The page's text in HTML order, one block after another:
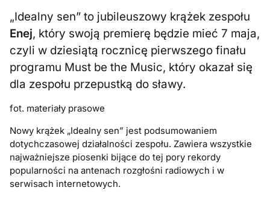
„Idealny sen” to jubileuszowy krążek zespołu
Enej, który swoją premierę będzie mieć 7 maja,
czyli w dziesiątą rocznicę pierwszego finału
programu Must be the Music, który okazał się
dla zespołu przepustką do sławy.
fot. materiały prasowe
Nowy krążek „Idealny sen” jest podsumowaniem
dotychczasowej działalności zespołu. Zawiera wszystkie
najważniejsze piosenki bijące do tej pory rekordy
popularności na antenach rozgłośni radiowych i w
serwisach internetowych.